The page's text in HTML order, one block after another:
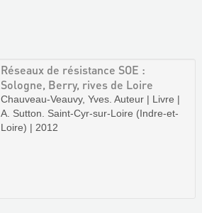
Réseaux de résistance SOE :
Sologne, Berry, rives de Loire
Chauveau-Veauvy, Yves. Auteur | Livre |
A. Sutton. Saint-Cyr-sur-Loire (Indre-et-
Loire) | 2012